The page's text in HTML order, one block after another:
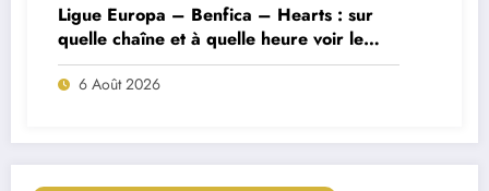
Ligue Europa – Benfica – Hearts : sur
quelle chaîne et à quelle heure voir le
match ?
6 Août 2026